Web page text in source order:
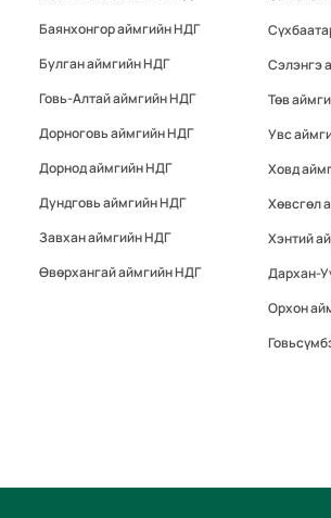
Баянхонгор аймгийн НДГ
Булган аймгийн НДГ
Говь-Алтай аймгийн НДГ
Дорноговь аймгийн НДГ
Дорнод аймгийн НДГ
Дундговь аймгийн НДГ
Завхан аймгийн НДГ
Өвөрхангай аймгийн НДГ
Сэлэнгэ
Төв
Увс
Ховд
Хөвсгөл
Хэнтий
Дархан-
Орхон